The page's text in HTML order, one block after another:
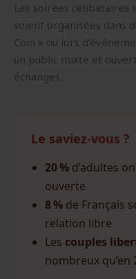
Les soirées célibataires
soient organisées dans
Coin » ou lors
un public mixte et
échanges.
Le saviez-vous ?
20 % d’adultes
ouverte
8 % de Français
relation libre
Les couples
nombreux qu’en